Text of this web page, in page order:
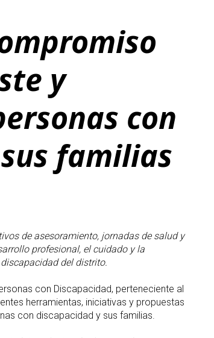
y
con
familias
de asesoramiento, jornadas de salud y
profesional, el cuidado y la
del distrito.
con Discapacidad, perteneciente al
herramientas, iniciativas y propuestas
con discapacidad y sus familias.